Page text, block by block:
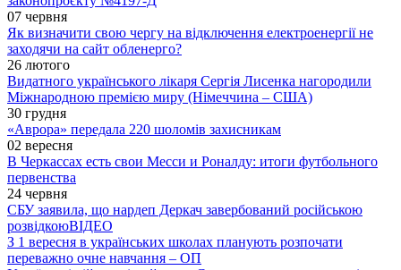
07 червня
Як визначити свою чергу на відключення електроенергії не
заходячи на сайт обленерго?
26 лютого
Видатного українського лікаря Сергія Лисенка нагородили
Міжнародною премією миру (Німеччина – США)
30 грудня
«Аврора» передала 220 шоломів захисникам
02 вересня
В Черкассах есть свои Месси и Роналду: итоги футбольного
первенства
24 червня
СБУ заявила, що нардеп Деркач завербований російською
розвідкоюВІДЕО
З 1 вересня в українських школах планують розпочати
переважно очне навчання – ОП